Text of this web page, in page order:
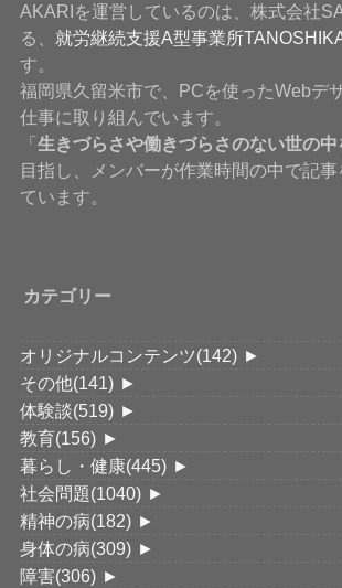
AKARIを運営しているのは、株式会社
る、 就労継続支援A型事業所
す。
福岡県久留米市で、PCを使ったWebデ
仕事に取り組んでいます。
「 生きづらさや働きづらさのない世の中
目指し、メンバーが作業時間の中で記
ています。
カテゴリー
オリジナルコンテンツ(142) ►
その他(141) ►
体験談(519) ►
教育(156) ►
暮らし・健康(445) ►
社会問題(1040) ►
精神の病(182) ►
身体の病(309) ►
障害(306) ►